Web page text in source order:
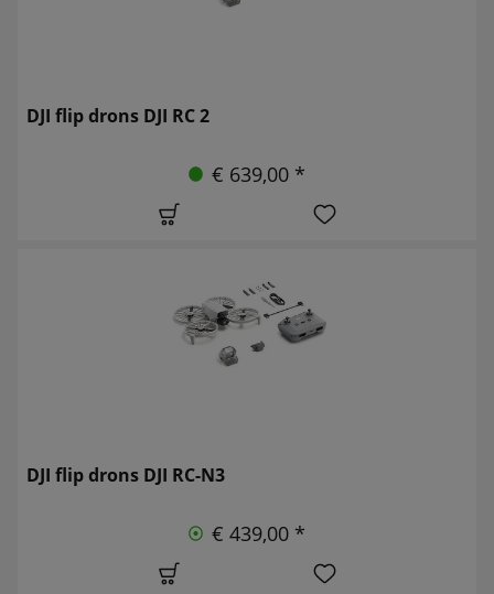
DJI flip drons DJI RC 2
€ 639,00 *
DJI flip drons DJI RC-N3
€ 439,00 *